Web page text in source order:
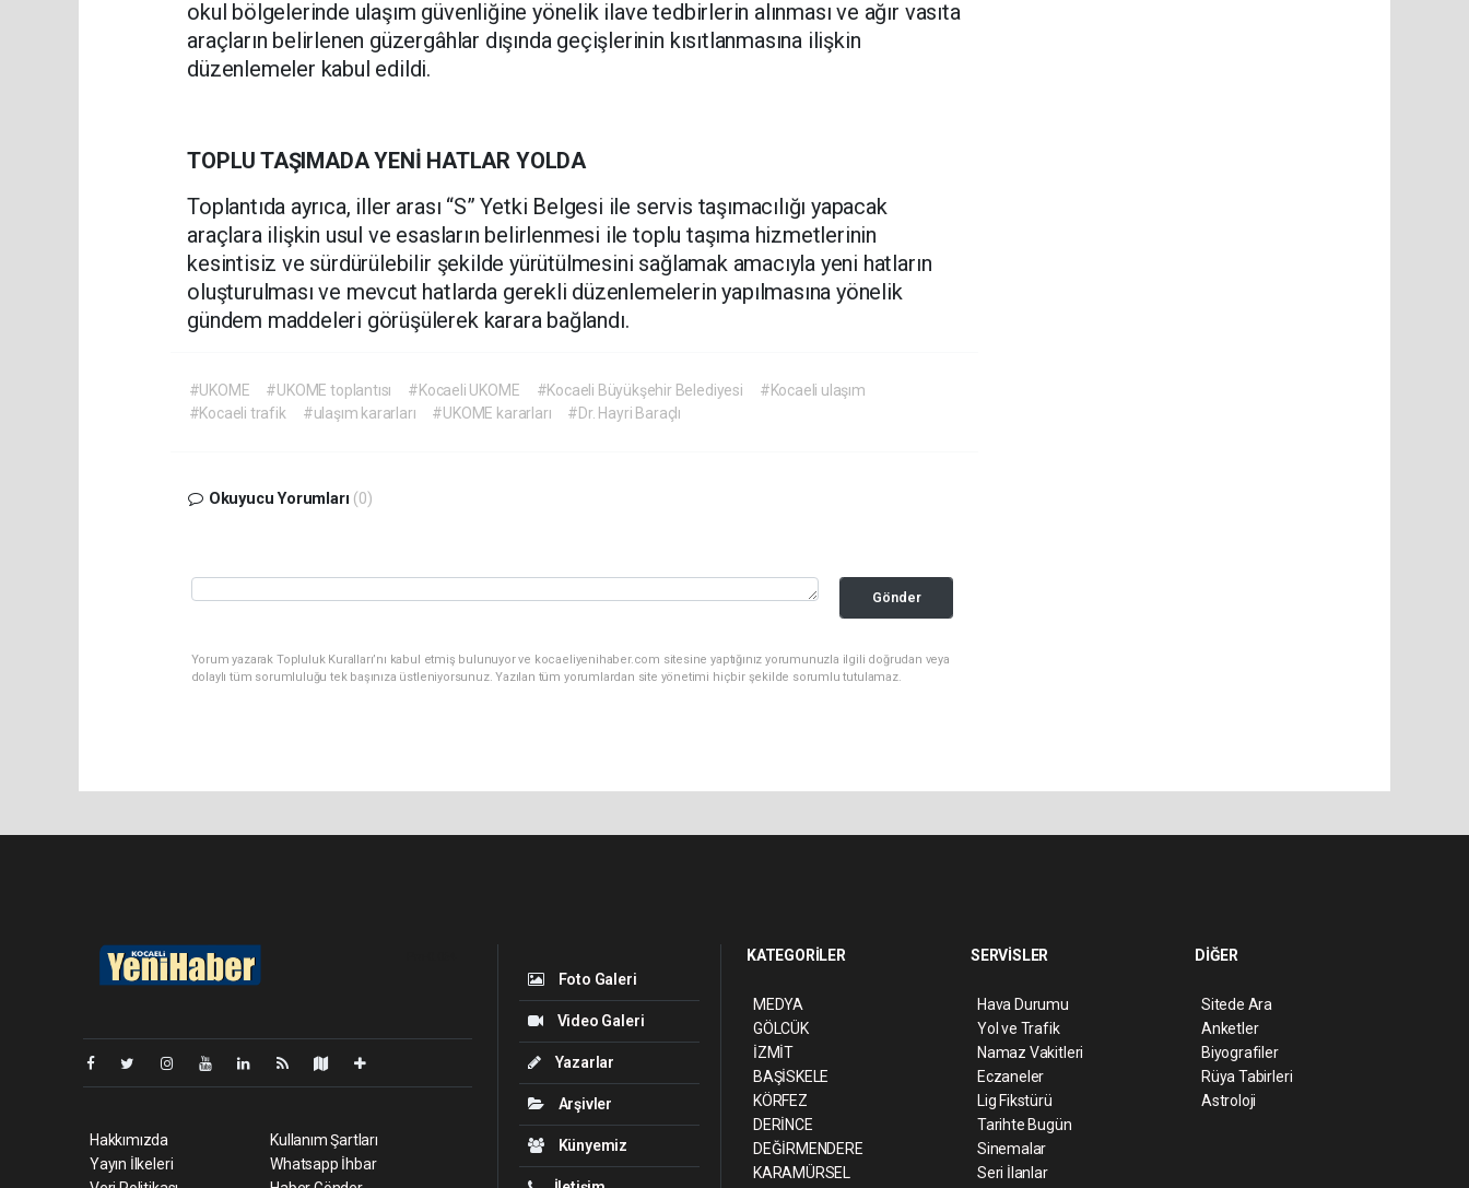
okul bölgelerinde ulaşım güvenliğine yönelik ilave tedbirlerin alınması ve ağır vasıta
araçların belirlenen güzergâhlar dışında geçişlerinin kısıtlanmasına ilişkin
düzenlemeler kabul edildi.
TOPLU TAŞIMADA YENİ HATLAR YOLDA
Toplantıda ayrıca, iller arası “S” Yetki Belgesi ile servis taşımacılığı yapacak
araçlara ilişkin usul ve esasların belirlenmesi ile toplu taşıma hizmetlerinin
kesintisiz ve sürdürülebilir şekilde yürütülmesini sağlamak amacıyla yeni hatların
oluşturulması ve mevcut hatlarda gerekli düzenlemelerin yapılmasına yönelik
gündem maddeleri görüşülerek karara bağlandı.
#UKOME #UKOME toplantısı #Kocaeli UKOME #Kocaeli Büyükşehir Belediyesi
#Kocaeli ulaşım
#Kocaeli trafik
#ulaşım kararları #UKOME kararları #Dr. Hayri Baraçlı
Okuyucu Yorumları (0)
Gönder
Yorum yazarak Topluluk Kuralları’nı kabul etmiş bulunuyor ve kocaeliyenihaber.com sitesine yaptığınız yorumunuzla ilgili doğrudan veya
dolaylı tüm sorumluluğu tek başınıza üstleniyorsunuz. Yazılan tüm yorumlardan site yönetimi hiçbir şekilde sorumlu tutulamaz.
Hakkımızda
Yayın İlkeleri
Kullanım Şartları
Whatsapp İhbar
Foto Galeri
Video Galeri
Yazarlar
Arşivler
Künyemiz
KATEGORİLER
MEDYA
GÖLCÜK
İZMİT
BAŞİSKELE
KÖRFEZ
DERİNCE
DEĞİRMENDERE
KARAMÜRSEL
SERVİSLER
Hava Durumu
Yol ve Trafik
Namaz Vakitleri
Eczaneler
Lig Fikstürü
Tarihte Bugün
Sinemalar
Seri İlanlar
DİĞER
Sitede Ara
Anketler
Biyografiler
Rüya Tabirleri
Astroloji